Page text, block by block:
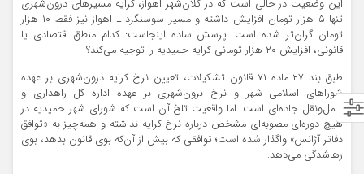
این وضعیت در حالی است که در کلان‌شهر اهواز، کرایه مسیرهای درون‌شهری
تنها ۵ هزار تومان افزایش داشته و مسیر سوسنگرد ـ اهواز نیز فقط ۱۰ هزار
تومان گران‌تر شده است. پرسش ساده اینجاست: کدام منطق اقتصادی یا
قانونی، افزایش ۲۰ هزار تومانی کرایه حمیدیه را توجیه می‌کند؟
طبق بند ۲۷ ماده ۷۱ قانون تشکیلات، تعیین نرخ کرایه درون‌شهری بر عهده
شوراهای اسلامی شهر و نرخ برون‌شهری بر عهده اداره کل راهداری و
حمل‌ونقل جاده‌ای است. اما واقعیت تلخ آن است که شورای شهر حمیدیه در
هیچ دوره‌ای مصوبه‌ای مشخص درباره نرخ کرایه نداشته و همه‌چیز به «توافق
دفاتر آژانس» واگذار شده است؛ توافقی که بیش از آن‌که بوی قانون بدهد، بوی
رهاشدگی می‌دهد.